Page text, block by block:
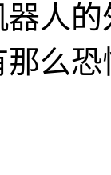
人
么